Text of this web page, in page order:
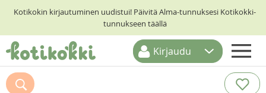
Kotikokin kirjautuminen uudistui! Päivitä Alma-tunnuksesi Kotikokki-
tunnukseen täällä
ETUSIVU
Kirjaudu
Suosittelemme myös